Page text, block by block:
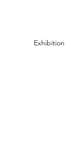
Exhibition